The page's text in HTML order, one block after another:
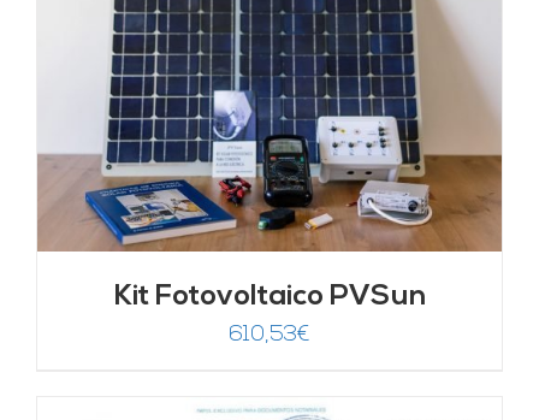
Kit Fotovoltaico PVSun
610,53€